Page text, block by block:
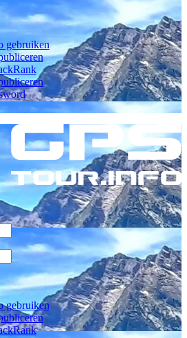
gebruiken
gebruiken